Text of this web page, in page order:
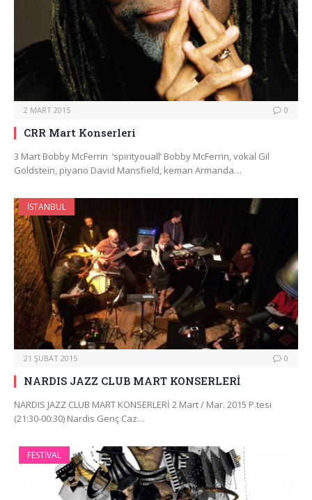
2 MART 2015 0
CRR Mart Konserleri
3 Mart Bobby McFerrin ‘spirityouall’ Bobby McFerrin, vokal Gil
Goldstein, piyano David Mansfield, keman Armanda…
İSTANBUL
21 ŞUBAT 2015 0
NARDIS JAZZ CLUB MART KONSERLERİ
NARDIS JAZZ CLUB MART KONSERLERİ 2 Mart / Mar. 2015 P.tesi
(21:30-00:30) Nardis Genç Caz…
FESTIVAL